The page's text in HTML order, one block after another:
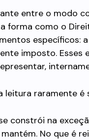
entre o modo
forma como o
específicos:
imposto. Esses
leitura raramente é
constrói na
No que é